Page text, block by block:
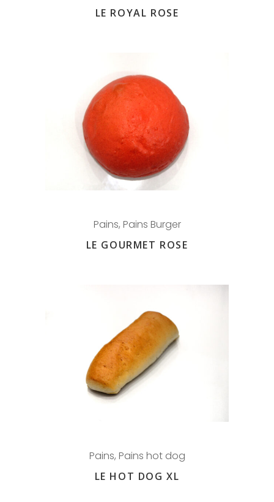
LE ROYAL ROSE
Pains, Pains Burger
LE GOURMET ROSE
Pains, Pains hot dog
LE HOT DOG XL